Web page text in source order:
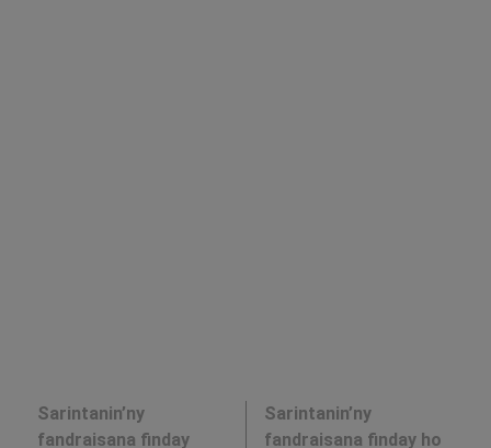
Sarintanin’ny
fandraisana finday
Sarintanin’ny
fandraisana finday ho